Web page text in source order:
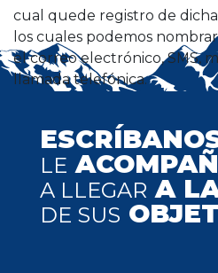
cual quede registro de
los cuales podemos
el correo electrónico, SMS,
llamada telefónica.
LE
A LLEGAR A
DE SUS